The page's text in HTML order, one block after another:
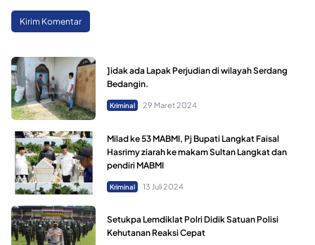
]idak ada Lapak Perjudian di wilayah Serdang
Bedangin.
Kriminal 29 Maret 2024
Milad ke 53 MABMI, Pj Bupati Langkat Faisal
Hasrimy ziarah ke makam Sultan Langkat dan
pendiri MABMI
Kriminal 13 Juli 2024
Setukpa Lemdiklat Polri Didik Satuan Polisi
Kehutanan Reaksi Cepat